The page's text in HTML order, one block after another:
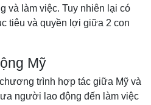
và làm việc. Tuy nhiên lại có
tiêu và quyền lợi giữa 2 con
Mỹ
trình hợp tác giữa Mỹ và
người lao động đến làm việc